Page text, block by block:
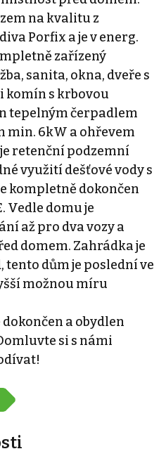
na kvalitu z
Porfix a je v energ.
zařízený
sanita, okna, dveře s
komín s krbovou
tepelným čerpadlem
min. 6kW a ohřevem
retenční podzemní
využití dešťové vody s
kompletně dokončen
Vedle domu je
až pro dva vozy a
domem. Zahrádka je
dům je poslední ve
možnou míru
a obydlen
si s námi